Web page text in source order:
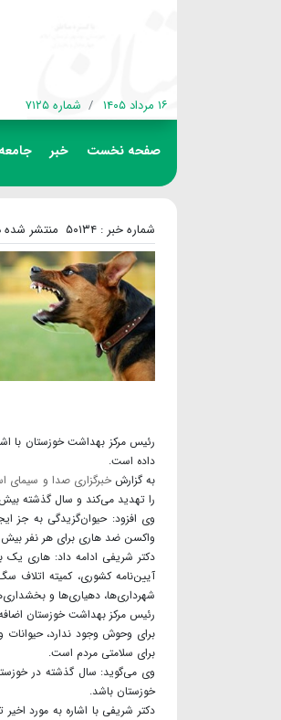
۱۶ مرداد ۱۴۰۵ شماره ۷۱۲۵
صفحه نخست خبر جامعه
شماره خبر : ۵۰۱۳۴ منتشر شده در
داده است.
به گزارش خبرگزاری صدا و سیمای
را تهدید می‌کند و سال گذشته بیش از ۲۱ هزار مورد گزش توسط سگ‌سانان در استان رخ
وی افزود: حیوان‌گزیدگی به جز
واکسن ضد هاری برای هر نفر بیش از ۱۵ تا ۲۰ میلیون تومان
دکتر شریفی ادامه داد: هاری یک
آیین‌نامه کشوری، کمیته اتلاف
شهرداری‌ها، دهیاری‌ها و
رئیس مرکز بهداشت خوزستان
برای وحوش وجود ندارد،
برای سلامتی مردم است.
وی می‌گوید: سال گذشته در
خوزستان باشد.